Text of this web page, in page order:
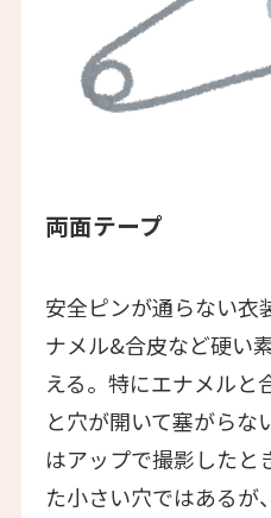
両面テープ
安全ピンが通らない衣
ナメル&合皮など硬い
える。特にエナメルと
と穴が開いて塞がらな
はアップで撮影したと
た小さい穴ではあるが